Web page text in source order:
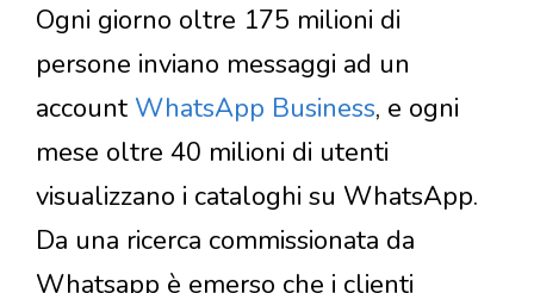
Ogni giorno oltre 175 milioni di
persone inviano messaggi ad un
account WhatsApp Business, e ogni
mese oltre 40 milioni di utenti
visualizzano i cataloghi su WhatsApp.
Da una ricerca commissionata da
Whatsapp è emerso che i clienti